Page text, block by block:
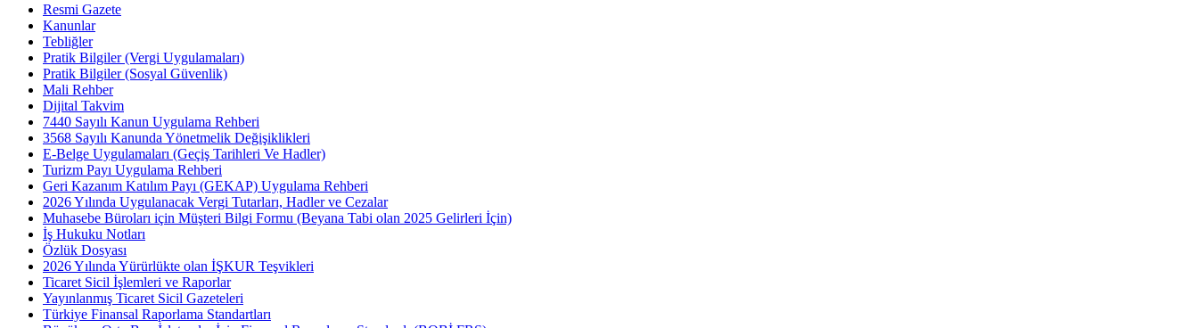
Resmi Gazete
Kanunlar
Tebliğler
Pratik Bilgiler (Vergi Uygulamaları)
Pratik Bilgiler (Sosyal Güvenlik)
Mali Rehber
Dijital Takvim
7440 Sayılı Kanun Uygulama Rehberi
3568 Sayılı Kanunda Yönetmelik Değişiklikleri
E-Belge Uygulamaları (Geçiş Tarihleri Ve Hadler)
Turizm Payı Uygulama Rehberi
Geri Kazanım Katılım Payı (GEKAP) Uygulama Rehberi
2026 Yılında Uygulanacak Vergi Tutarları, Hadler ve Cezalar
Muhasebe Büroları için Müşteri Bilgi Formu (Beyana Tabi olan 2025 Gelirleri İçin)
İş Hukuku Notları
Özlük Dosyası
2026 Yılında Yürürlükte olan İŞKUR Teşvikleri
Ticaret Sicil İşlemleri ve Raporlar
Yayınlanmış Ticaret Sicil Gazeteleri
Türkiye Finansal Raporlama Standartları